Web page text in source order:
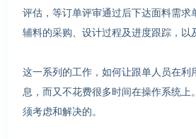
评估，等订单评审通过后下达面料需求
辅料的采购、设计过程及进度跟踪，以
这一系列的工作，如何让跟单人员在利
息，而又不花费很多时间在操作系统上
须考虑和解决的。